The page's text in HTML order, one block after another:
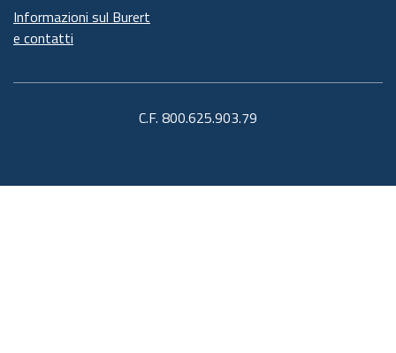
Informazioni sul Burert
e contatti
C.F. 800.625.903.79